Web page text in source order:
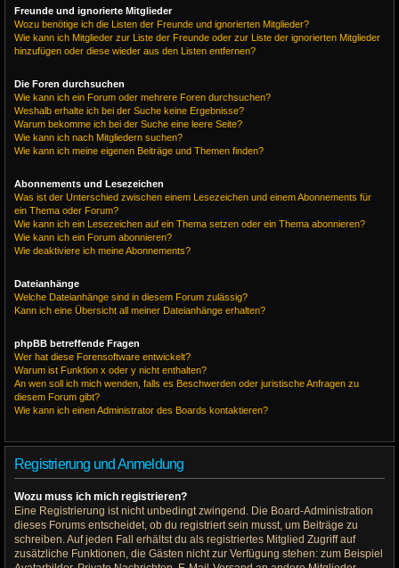
Freunde und ignorierte Mitglieder
Wozu benötige ich die Listen der Freunde und ignorierten Mitglieder?
Wie kann ich Mitglieder zur Liste der Freunde oder zur Liste der ignorierten Mitglieder
hinzufügen oder diese wieder aus den Listen entfernen?
Die Foren durchsuchen
Wie kann ich ein Forum oder mehrere Foren durchsuchen?
Weshalb erhalte ich bei der Suche keine Ergebnisse?
Warum bekomme ich bei der Suche eine leere Seite?
Wie kann ich nach Mitgliedern suchen?
Wie kann ich meine eigenen Beiträge und Themen finden?
Abonnements und Lesezeichen
Was ist der Unterschied zwischen einem Lesezeichen und einem Abonnements für
ein Thema oder Forum?
Wie kann ich ein Lesezeichen auf ein Thema setzen oder ein Thema abonnieren?
Wie kann ich ein Forum abonnieren?
Wie deaktiviere ich meine Abonnements?
Dateianhänge
Welche Dateianhänge sind in diesem Forum zulässig?
Kann ich eine Übersicht all meiner Dateianhänge erhalten?
phpBB betreffende Fragen
Wer hat diese Forensoftware entwickelt?
Warum ist Funktion x oder y nicht enthalten?
An wen soll ich mich wenden, falls es Beschwerden oder juristische Anfragen zu
diesem Forum gibt?
Wie kann ich einen Administrator des Boards kontaktieren?
Registrierung und Anmeldung
Wozu muss ich mich registrieren?
Eine Registrierung ist nicht unbedingt zwingend. Die Board-Administration
dieses Forums entscheidet, ob du registriert sein musst, um Beiträge zu
schreiben. Auf jeden Fall erhältst du als registriertes Mitglied Zugriff auf
zusätzliche Funktionen, die Gästen nicht zur Verfügung stehen: zum Beispiel